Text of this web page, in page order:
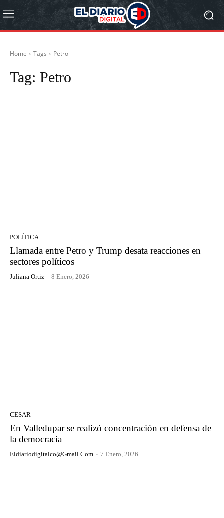
Home Tags Petro
Tag: Petro
POLÍTICA
Llamada entre Petro y Trump desata reacciones en
sectores políticos
Juliana Ortiz - 8 Enero, 2026
CESAR
En Valledupar se realizó concentración en defensa de
la democracia
Eldiariodigitalco@gmail.com - 7 Enero, 2026